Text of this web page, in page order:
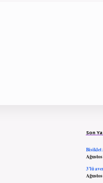
Son
Bisiklet
3’lü